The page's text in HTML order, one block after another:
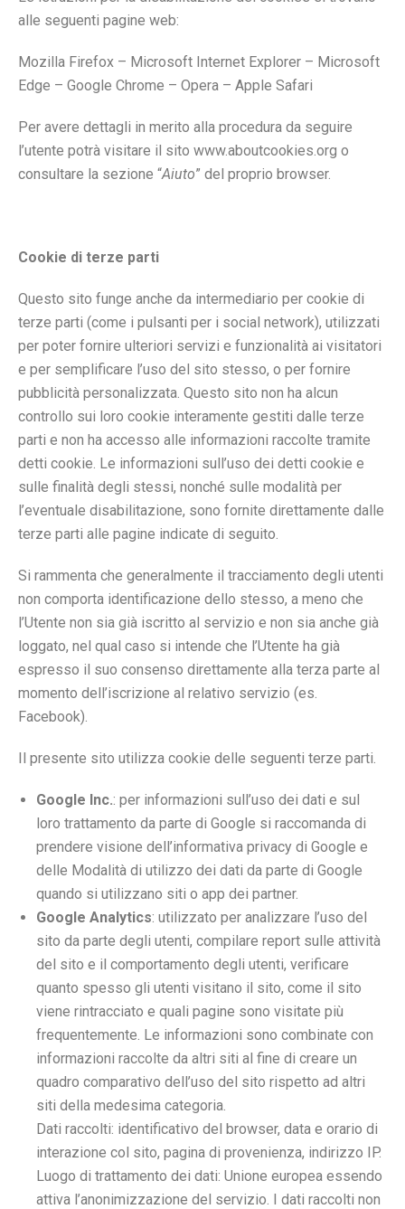
alle seguenti pagine web:
Mozilla Firefox – Microsoft Internet Explorer – Microsoft
Edge – Google Chrome – Opera – Apple Safari
Per avere dettagli in merito alla procedura da seguire
l’utente potrà visitare il sito www.aboutcookies.org o
consultare la sezione “Aiuto” del proprio browser.
Cookie di terze parti
Questo sito funge anche da intermediario per cookie di
terze parti (come i pulsanti per i social network), utilizzati
per poter fornire ulteriori servizi e funzionalità ai visitatori
e per semplificare l’uso del sito stesso, o per fornire
pubblicità personalizzata. Questo sito non ha alcun
controllo sui loro cookie interamente gestiti dalle terze
parti e non ha accesso alle informazioni raccolte tramite
detti cookie. Le informazioni sull’uso dei detti cookie e
sulle finalità degli stessi, nonché sulle modalità per
l’eventuale disabilitazione, sono fornite direttamente dalle
terze parti alle pagine indicate di seguito.
Si rammenta che generalmente il tracciamento degli utenti
non comporta identificazione dello stesso, a meno che
l’Utente non sia già iscritto al servizio e non sia anche già
loggato, nel qual caso si intende che l’Utente ha già
espresso il suo consenso direttamente alla terza parte al
momento dell’iscrizione al relativo servizio (es.
Facebook).
Il presente sito utilizza cookie delle seguenti terze parti.
Google Inc.: per informazioni sull’uso dei dati e sul
loro trattamento da parte di Google si raccomanda di
prendere visione dell’informativa privacy di Google e
delle Modalità di utilizzo dei dati da parte di Google
quando si utilizzano siti o app dei partner.
Google Analytics: utilizzato per analizzare l’uso del
sito da parte degli utenti, compilare report sulle attività
del sito e il comportamento degli utenti, verificare
quanto spesso gli utenti visitano il sito, come il sito
viene rintracciato e quali pagine sono visitate più
frequentemente. Le informazioni sono combinate con
informazioni raccolte da altri siti al fine di creare un
quadro comparativo dell’uso del sito rispetto ad altri
siti della medesima categoria.
Dati raccolti: identificativo del browser, data e orario di
interazione col sito, pagina di provenienza, indirizzo IP.
Luogo di trattamento dei dati: Unione europea essendo
attiva l’anonimizzazione del servizio. I dati raccolti non